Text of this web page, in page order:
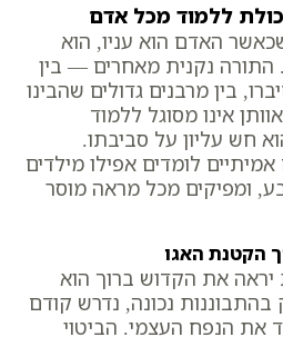
ללמוד מכל אדם
האדם הוא עניו, הוא
נקנית מאחרים — בין
בין מרבנים גדולים שהבינו
אינו מסוגל ללמוד
חש עליון על סביבתו.
לומדים אפילו מילדים
ומפיקים מכל מראה מוסר
הקטנת האגו
את הקדוש ברוך הוא
נכונה, נדרש קודם
את הנפח העצמי. הביטוי